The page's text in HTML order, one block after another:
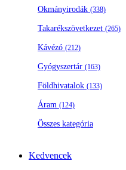
Okmányirodák (338)
Takarékszövetkezet (265)
Kávézó (212)
Gyógyszertár (163)
Földhivatalok (133)
Áram (124)
Összes kategória
Kedvencek